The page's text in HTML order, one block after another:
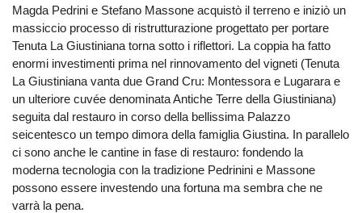
Magda Pedrini e Stefano Massone acquistò il terreno e iniziò un
massiccio processo di ristrutturazione progettato per portare
Tenuta La Giustiniana torna sotto i riflettori. La coppia ha fatto
enormi investimenti prima nel rinnovamento del vigneti (Tenuta
La Giustiniana vanta due Grand Cru: Montessora e Lugarara e
un ulteriore cuvée denominata Antiche Terre della Giustiniana)
seguita dal restauro in corso della bellissima Palazzo
seicentesco un tempo dimora della famiglia Giustina. In parallelo
ci sono anche le cantine in fase di restauro: fondendo la
moderna tecnologia con la tradizione Pedrinini e Massone
possono essere investendo una fortuna ma sembra che ne
varrà la pena.